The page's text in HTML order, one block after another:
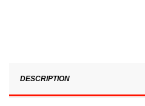
DESCRIPTION